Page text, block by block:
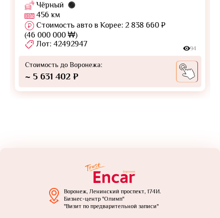
Чёрный
456 км
Стоимость авто в Корее: 2 838 660 ₽
(46 000 000 ₩)
Лот: 42492947
94
Стоимость до Воронежа:
~ 5 631 402 ₽
Воронеж, Ленинский проспект, 174И.
Бизнес-центр "Олимп"
"Визит по предварительной записи"